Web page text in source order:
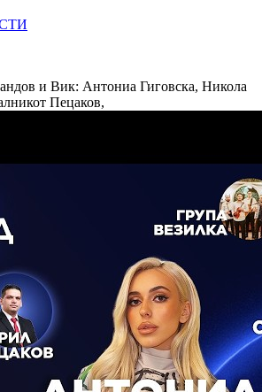
и Вик: Антониа Гиговска, Никола
Пецаков,